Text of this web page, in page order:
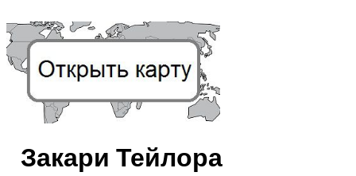
Закари Тейлора